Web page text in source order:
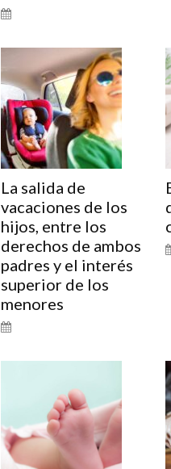
La salida de
vacaciones de los
hijos, entre los
derechos de ambos
padres y el interés
superior de los
menores